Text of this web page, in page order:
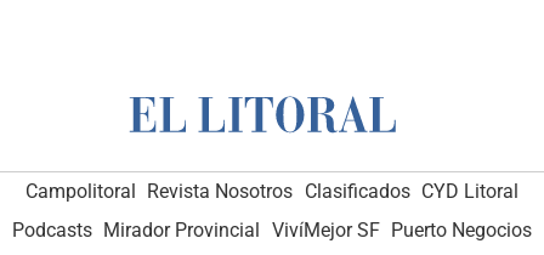
Campolitoral Revista Nosotros Clasificados CYD Litoral
Podcasts Mirador Provincial VivíMejor SF Puerto Negocios